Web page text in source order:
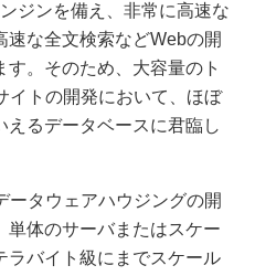
ジンを備え、非常に高速な
速な全文検索などWebの開
。そのため、大容量のト
イトの開発において、ほぼ
えるデータベースに君臨し
ータウェアハウジングの開
単体のサーバまたはスケー
ラバイト級にまでスケール